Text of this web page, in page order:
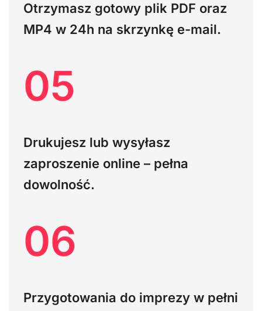
Otrzymasz gotowy plik PDF oraz
MP4 w 24h na skrzynkę e-mail.
05
Drukujesz lub wysyłasz
zaproszenie online – pełna
dowolność.
06
Przygotowania do imprezy w pełni